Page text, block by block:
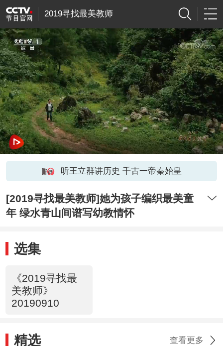
2019寻找最美教师
听王立群讲历史 千古一帝秦始皇
[2019寻找最美教师]她为孩子编织最美童
年 绿水青山间谱写幼教情怀
选集
《2019寻找最
美教师》
20190910
精选 查看更多